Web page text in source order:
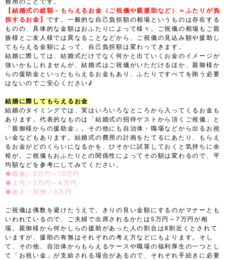
【結婚式の総額－もらえるお金（ご祝儀や親援助など）＝ふたりが負
担するお金】 です。一般的な自己負担額の相場というものは存在する
ものの、具体的な金額はおふたりによって様々。ご祝儀の相場もご親
族様とご友人様では異なることなどから、ご祝儀の見込み額や援助し
てもらえる金額によって、自己負担額は変わってきます。
結婚に際しては、結婚式だけでなく何かと出ていくお金のイメージが
強いかもしれませんが、結婚式はご祝儀がいただけるほか、親御様か
らの援助金といったもらえるお金もあり、ふたりですべてを賄う必要
はないのでご安心ください♪
結婚に際してもらえるお金
結婚のタイミングでは、実はいろいろなところから入ってくるお金も
あります。代表的なものは「結婚式の招待ゲストから頂くご祝儀」と
「親御様からの援助金」。その他にも自治体・職場などから出るお祝
い金などもあります。結婚式の費用の計画をたてるにあたり、もらえ
るお金がどのくらいになるかを、ひそかに試算しておくと気持ちに余
裕が。ご祝儀もおふたりとの関係性によってその額は変わるので、平
均額などを参考にしてみてください。
◆親族／3万円～10万円
◆上司／3万円～4万円
◆友人・同僚／3万円
ご祝儀は偶数を避けたうえで、きりの良い金額にするのがマナーとも
いわれているので、ご夫婦で出席されるかたは5万円～7万円が相
場。親御様から何かしらの援助があった人の割合は8割近くとされて
いますが、援助の有無はそれぞれの考え方などにもよります。そし
て、その他、自治体からもらえるケースや職場の福利厚生の一つとし
て「お祝い金」が支給される場合があるので、それぞれ手続きに必要